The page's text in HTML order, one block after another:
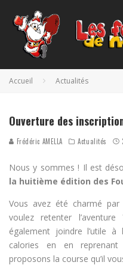
Accueil Actualités
Ouverture des
Frédéric AMELLA Actualités
Nous y sommes ! Il est
la huitième édition des
Vous avez été charmé
voulez retenter
également joindre l’utile à
calories en en
proposons la course qu’il